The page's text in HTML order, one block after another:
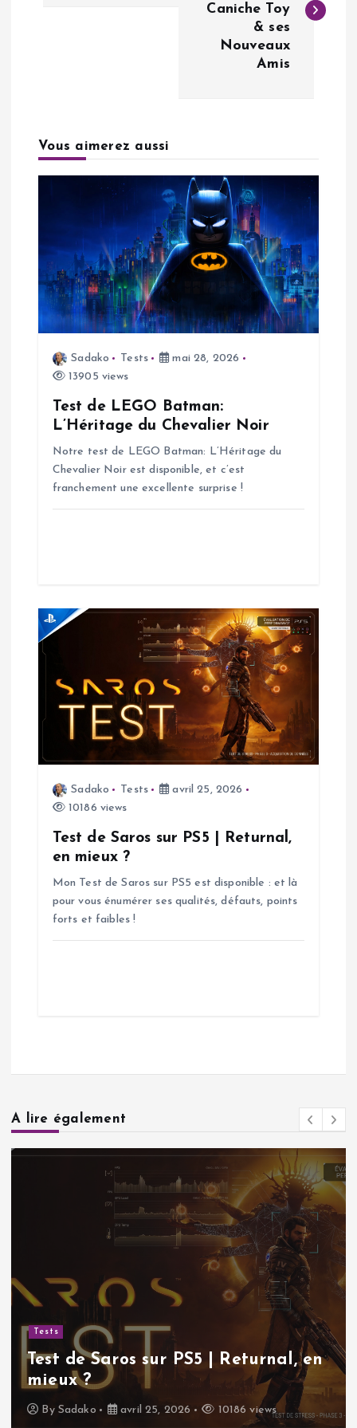
a
t
o
n
d
c
e
Caniche Toy
& ses
Nouveaux
Amis
Vous aimerez aussi
Sadako Tests
mai 28, 2026
13905 views
Test de LEGO Batman:
L’Héritage du Chevalier Noir
Notre test de LEGO Batman: L’Héritage du
Chevalier Noir est disponible, et c’est
franchement une excellente surprise !
Sadako Tests
avril 25, 2026
10186 views
Test de Saros sur PS5 | Returnal,
en mieux ?
Mon Test de Saros sur PS5 est disponible : et là
pour vous énumérer ses qualités, défauts, points
forts et faibles !
A lire également
Tests
Test de Saros sur PS5 | Returnal, en
mieux ?
By Sadako avril 25, 2026 10186 views